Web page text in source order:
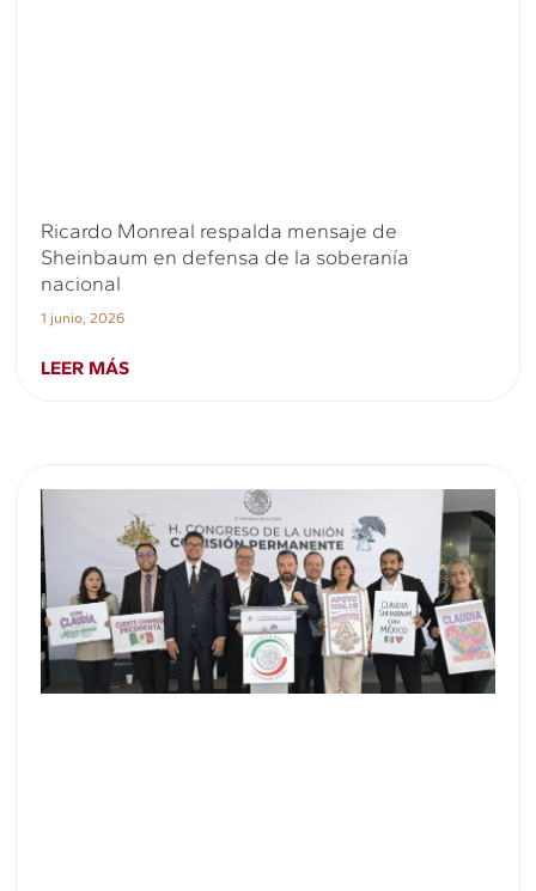
Ricardo Monreal respalda mensaje de
Sheinbaum en defensa de la soberanía
nacional
1 junio, 2026
LEER MÁS